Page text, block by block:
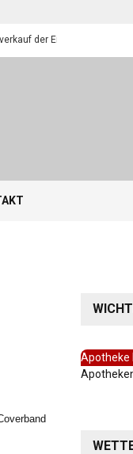
der Eilendorfer Pfadfinder
Apotheke